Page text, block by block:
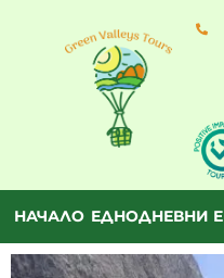
НАЧАЛО ЕДНОДНЕВНИ